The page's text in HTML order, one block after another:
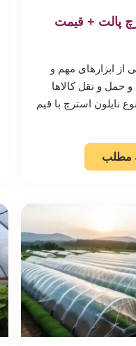
پالت + قیمت
از ابزارهای مهم و
حمل و نقل کالاها
نایلون استرچ با قیم
مطلب